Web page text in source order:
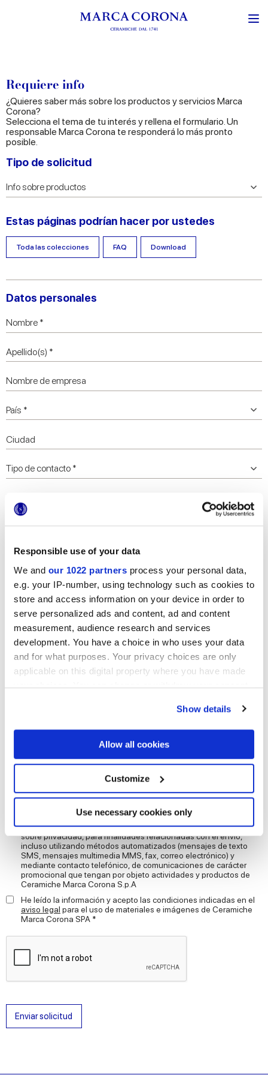
Responsible use of your data
We and our 1022 partners process your personal data,
e.g. your IP-number, using technology such as cookies to
store and access information on your device in order to
serve personalized ads and content, ad and content
measurement, audience research and services
development. You have a choice in who uses your data
and for what purposes. Your privacy choices are only
applicable on this digital property where you have made
your choices. You can change or withdraw your consent
If you allow, we would also like to:
Collect information about your geographical
location which can be accurate to within several
Identify your device by actively scanning it for
specific characteristics (fingerprinting)
Find out more about how your personal data is processed
and set your preferences in thedetails section.
We use cookies to personalise content and ads, to
provide social media features and to analyse our traffic.
We also share information about your use of our site with
our social media, advertising and analytics partners who
may combine it with other information that you’ve
provided to them or that they’ve collected from your use
of their services.
Show details
Allow all cookies
Customize
Use necessary cookies only
Requiere info
¿Quieres saber más sobre los productos y servicios Marca
Corona?
Selecciona el tema de tu interés y rellena el formulario. Un
responsable Marca Corona te responderá lo más pronto
posible.
Tipo de solicitud
Estas páginas podrían hacer por ustedes
Toda las colecciones FAQ Download
Datos personales
Colecciones de interés
Autorizo el tratamiento de mis datos con el fin de dar prosecución
a mi solicitud conforme la letra C) de la notainformativasobre
privacidad. *
AUTORIZO el tratamiento de mis datos personales para las
finalidades de marketing descritas en la letra D) deinformativa
sobre privacidad, para finalidades relacionadas con el envío,
incluso utilizando métodos automatizados (mensajes de texto
SMS, mensajes multimedia MMS, fax, correo electrónico) y
mediante contacto telefónico, de comunicaciones de carácter
promocional que tengan por objeto actividades y productos de
Ceramiche Marca Corona S.p.A
He leído la información y acepto las condiciones indicadas en el
aviso legal para el uso de materiales e imágenes de Ceramiche
Marca Corona SPA *
Enviar solicitud